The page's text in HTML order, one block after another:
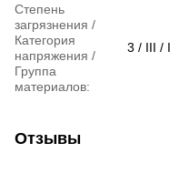
Степень
загрязнения /
Категория
напряжения /
Группа
материалов:
3 / III / I
Отзывы